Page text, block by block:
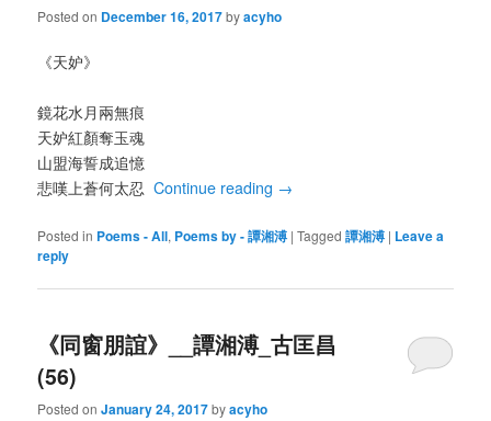
Posted on December 16, 2017byacyho
《天妒》
鏡花水月兩無痕
天妒紅顏奪玉魂
山盟海誓成追憶
悲嘆上蒼何太忍Continue reading →
Posted in Poems - All, Poems by - 譚湘溥 |Tagged 譚湘溥 | Leave a
reply
《同窗朋誼》__譚湘溥_古匡昌
(56)
Posted onJanuary 24, 2017byacyho